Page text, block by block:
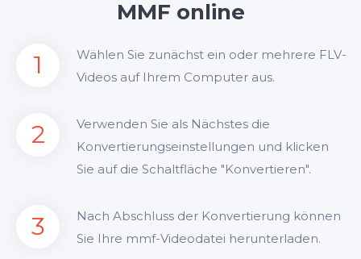
MMF online
1
Wählen Sie zunächst ein oder mehrere FLV-
Videos auf Ihrem Computer aus.
2
Verwenden Sie als Nächstes die
Konvertierungseinstellungen und klicken
Sie auf die Schaltfläche "Konvertieren".
3
Nach Abschluss der Konvertierung können
Sie Ihre mmf-Videodatei herunterladen.